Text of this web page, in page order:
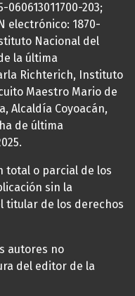
203;
electrónico: 1870-
Nacional del
la última
Richterich, Instituto
Maestro Mario de
Alcaldía Coyoacán,
de última
total o parcial de los
sin la
titular de los derechos
autores no
del editor de la